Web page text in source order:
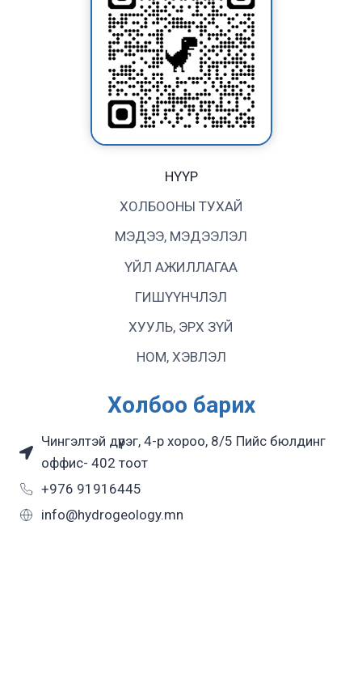
НҮҮР
ХОЛБООНЫ ТУХАЙ
МЭДЭЭ, МЭДЭЭЛЭЛ
ҮЙЛ АЖИЛЛАГАА
ГИШҮҮНЧЛЭЛ
ХУУЛЬ, ЭРХ ЗҮЙ
НОМ, ХЭВЛЭЛ
Холбоо барих
Чингэлтэй дүүрэг, 4-р хороо, 8/5 Пийс бюлдинг
оффис- 402 тоот
+976 91916445
info@hydrogeology.mn